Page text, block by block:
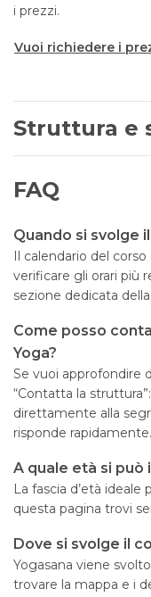
i prezzi.
Vuoi richiedere i
Struttura e
FAQ
Quando si svolge
Il calendario del
verificare gli orari più
sezione dedicata
Come posso
Yoga?
Se vuoi approfondire
“Contatta la
direttamente alla
risponde rapidamente.
A quale età si può
La fascia d’età ideale
questa pagina trovi
Dove si svolge il
Yogasana viene
trovare la mappa e i